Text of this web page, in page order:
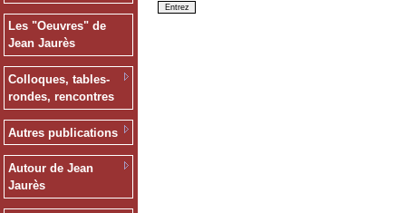
Les "Oeuvres" de
Jean Jaurès
Colloques, tables-
rondes, rencontres
Autres publications
Autour de Jean
Jaurès